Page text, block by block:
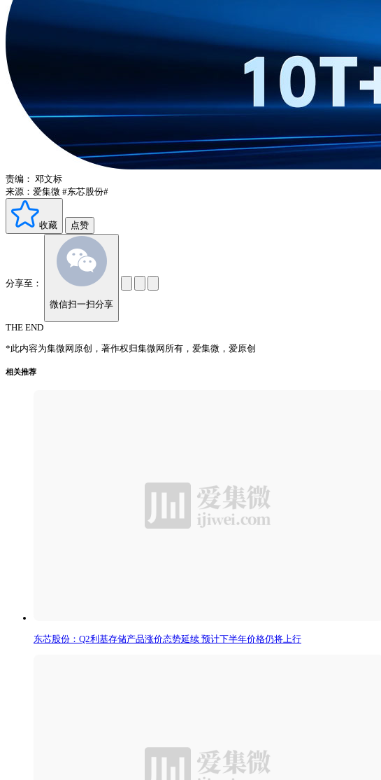
责编： 邓文标
来源：爱集微 #东芯股份#
收藏 点赞
分享至：
微信扫一扫分享
THE END
*此内容为集微网原创，著作权归集微网所有，爱集微，爱原创
相关推荐
东芯股份：Q2利基存储产品涨价态势延续 预计下半年价格仍将上行